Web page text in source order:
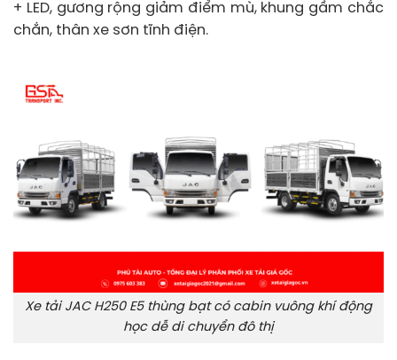
+ LED, gương rộng giảm điểm mù, khung gầm chắc
chắn, thân xe sơn tĩnh điện.
Xe tải JAC H250 E5 thùng bạt có cabin vuông khí động
học dễ di chuyển đô thị